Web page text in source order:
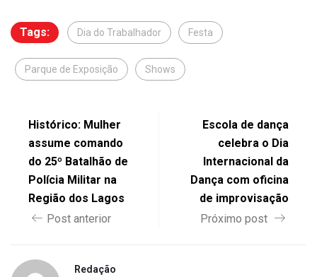
Tags: Dia do Trabalhador Festa
Parque de Exposição Shows
Histórico: Mulher
assume comando
do 25º Batalhão de
Polícia Militar na
Região dos Lagos
Post anterior
Escola de dança
celebra o Dia
Internacional da
Dança com oficina
de improvisação
Próximo post
Redação